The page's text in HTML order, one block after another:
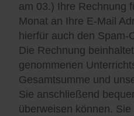
am 03.) Ihre Rechnung
Monat an Ihre E-Mail
hierfür auch den Spam-
Die Rechnung
genommenen
Gesamtsumme und
Sie anschließend
überweisen können.